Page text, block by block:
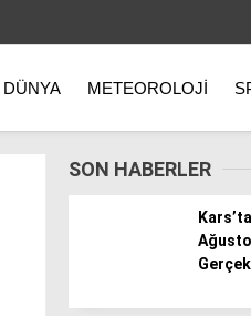
DÜNYA METEOROLOJI
SON HABERLER